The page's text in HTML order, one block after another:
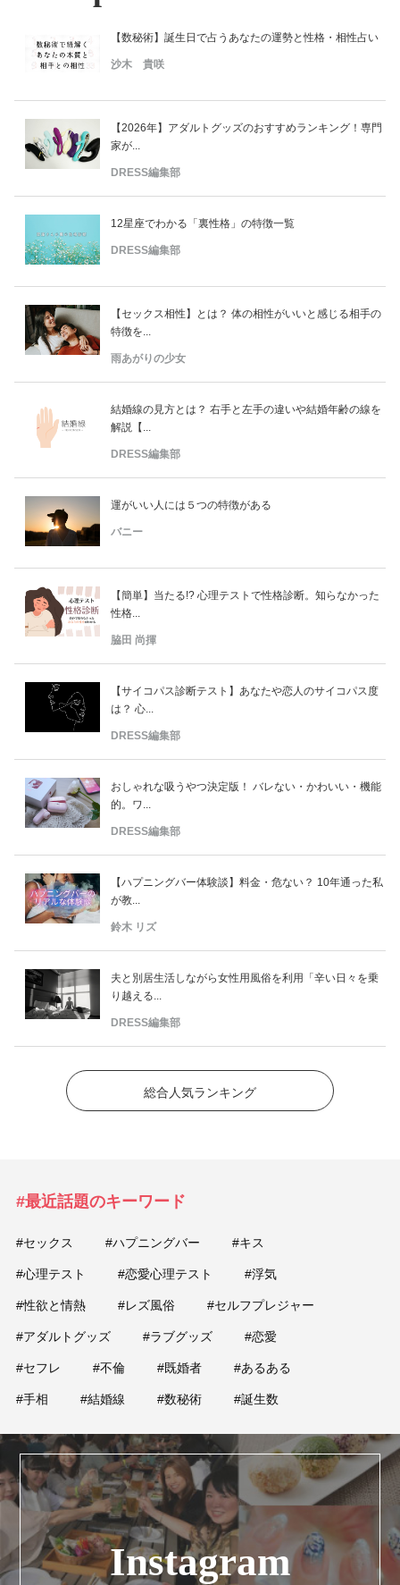
【数秘術】誕生日で占うあなたの運勢と性格・相性占い
沙木 貴咲
【2026年】アダルトグッズのおすすめランキング！専門
家が...
DRESS編集部
12星座でわかる「裏性格」の特徴一覧
DRESS編集部
【セックス相性】とは？ 体の相性がいいと感じる相手の
特徴を...
雨あがりの少女
結婚線の見方とは？ 右手と左手の違いや結婚年齢の線を
解説【...
DRESS編集部
運がいい人には５つの特徴がある
バニー
【簡単】当たる!? 心理テストで性格診断。知らなかった
性格...
脇田 尚揮
【サイコパス診断テスト】あなたや恋人のサイコパス度
は？ 心...
DRESS編集部
おしゃれな吸うやつ決定版！ バレない・かわいい・機能
的。ワ...
DRESS編集部
【ハプニングバー体験談】料金・危ない？ 10年通った私
が教...
鈴木 リズ
夫と別居生活しながら女性用風俗を利用「辛い日々を乗
り越える...
DRESS編集部
総合人気ランキング
#最近話題のキーワード
#セックス #ハプニングバー #キス
#心理テスト #恋愛心理テスト #浮気
#性欲と情熱 #レズ風俗 #セルフプレジャー
#アダルトグッズ #ラブグッズ #恋愛
#セフレ #不倫 #既婚者 #あるある
#手相 #結婚線 #数秘術 #誕生数
Instagram